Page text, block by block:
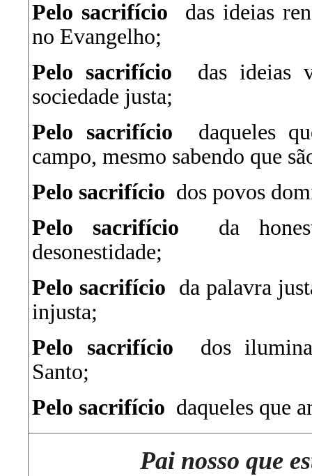
Pelo sacrifício das ideias
no Evangelho;
Pelo sacrifício das ideias
sociedade justa;
Pelo sacrifício daqueles
campo, mesmo sabendo que
Pelo sacrifício dos povos
Pelo sacrifício da
desonestidade;
Pelo sacrifício da palavra
injusta;
Pelo sacrifício dos
Santo;
Pelo sacrifício daqueles que
Pai nosso que